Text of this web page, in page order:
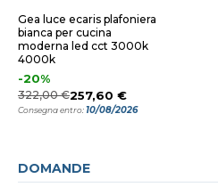
Gea luce ecaris plafoniera
bianca per cucina
moderna led cct 3000k
4000k
-20%
322,00 €257,60 €
Consegna entro:10/08/2026
DOMANDE